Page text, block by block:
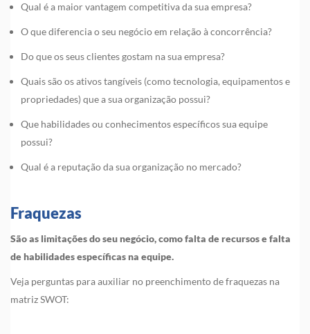
Qual é a maior vantagem competitiva da sua empresa?
O que diferencia o seu negócio em relação à concorrência?
Do que os seus clientes gostam na sua empresa?
Quais são os ativos tangíveis (como tecnologia, equipamentos e
propriedades) que a sua organização possui?
Que habilidades ou conhecimentos específicos sua equipe
possui?
Qual é a reputação da sua organização no mercado?
Fraquezas
São as limitações do seu negócio, como falta de recursos e falta
de habilidades específicas na equipe.
Veja perguntas para auxiliar no preenchimento de fraquezas na
matriz SWOT: